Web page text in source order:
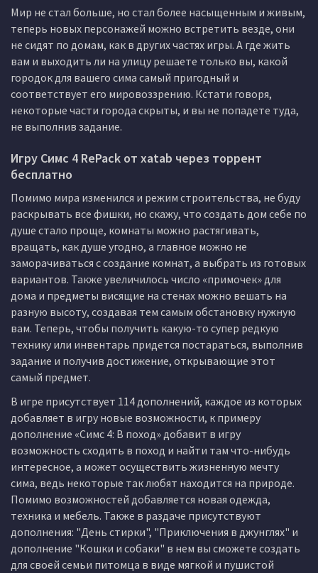
Мир не стал больше, но стал более насыщенным и живым,
теперь новых персонажей можно встретить везде, они
не сидят по домам, как в других частях игры. А где жить
вам и выходить ли на улицу решаете только вы, какой
городок для вашего сима самый пригодный и
соответствует его мировоззрению. Кстати говоря,
некоторые части города скрыты, и вы не попадете туда,
не выполнив задание.
Игру Симс 4 RePack от xatab через торрент
бесплатно
Помимо мира изменился и режим строительства, не буду
раскрывать все фишки, но скажу, что создать дом себе по
душе стало проще, комнаты можно растягивать,
вращать, как душе угодно, а главное можно не
заморачиваться с создание комнат, а выбрать из готовых
вариантов. Также увеличилось число «примочек» для
дома и предметы висящие на стенах можно вешать на
разную высоту, создавая тем самым обстановку нужную
вам. Теперь, чтобы получить какую-то супер редкую
технику или инвентарь придется постараться, выполнив
задание и получив достижение, открывающие этот
самый предмет.
В игре присутствует 114 дополнений, каждое из которых
добавляет в игру новые возможности, к примеру
дополнение «Симс 4: В поход» добавит в игру
возможность сходить в поход и найти там что-нибудь
интересное, а может осуществить жизненную мечту
сима, ведь некоторые так любят находится на природе.
Помимо возможностей добавляется новая одежда,
техника и мебель. Также в раздаче присутствуют
дополнения: "День стирки", "Приключения в джунглях" и
дополнение "Кошки и собаки" в нем вы сможете создать
для своей семьи питомца в виде мягкой и пушистой